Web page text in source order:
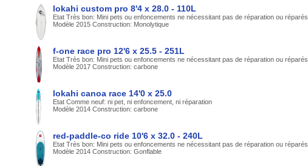
lokahi custom pro 8'4 x 28.0 - 110L
Etat Très bon: Mini pets ou enfoncements ne nécessitant pas de réparation ou réparés
Modèle 2015 Construction: Monolytique
f-one race pro 12'6 x 25.5 - 251L
Etat Très bon: Mini pets ou enfoncements ne nécessitant pas de réparation ou réparés
Modèle 2017 Construction: carbone
lokahi canoa race 14'0 x 25.0
Etat Comme neuf: ni pet, ni enfoncement, ni réparation
Modèle 2014 Construction: carbone
red-paddle-co ride 10'6 x 32.0 - 240L
Etat Très bon: Mini pets ou enfoncements ne nécessitant pas de réparation ou réparés
Modèle 2014 Construction: Gonflable